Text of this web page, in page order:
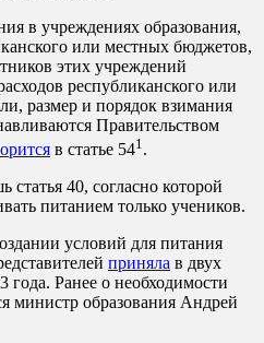
в учреждениях образования,
или местных бюджетов,
этих учреждений
республиканского или
размер и порядок взимания
Правительством
в статье 541 .
40, согласно которой
питанием только учеников.
условий для питания
приняла в двух
года. Ранее о необходимости
министр образования Андрей